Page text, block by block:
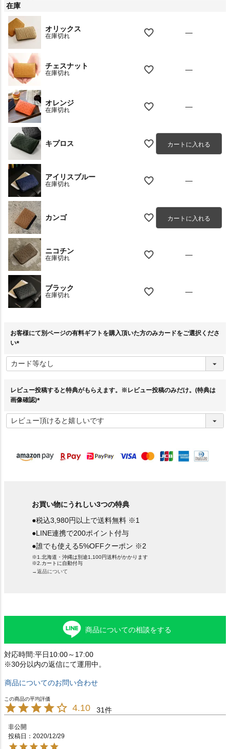
在庫
オリックス
在庫切れ —
チェスナット
在庫切れ —
オレンジ
在庫切れ —
キプロス カートに入れる
アイリスブルー
在庫切れ —
カンゴ カートに入れる
ニコチン
在庫切れ —
ブラック
在庫切れ —
お客様にて別ページの有料ギフトを購入頂いた方のみカードをご選択くださ
い
必
須
レビュー投稿すると特典がもらえます。※レビュー投稿のみだけ。(特典は
画像確認)
必
須
お買い物にうれしい3つの特典
●税込3,980円以上で送料無料 ※1
●LINE連携で200ポイント付与
●誰でも使える5%OFFクーポン ※2
※1.北海道・沖縄は別途1,100円送料がかかります
※2.カートに自動付与
→返品について
商品についての相談をする
対応時間:平日10:00～17:00
※30分以内の返信にて運用中。
商品についてのお問い合わせ
4.10 31
非公開
投稿日
2020/12/29